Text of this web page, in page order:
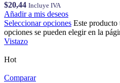
$20,44 Incluye IVA
Añadir a mis deseos
Seleccionar opciones Este producto
opciones se pueden elegir en la
Vistazo
Hot
Comparar